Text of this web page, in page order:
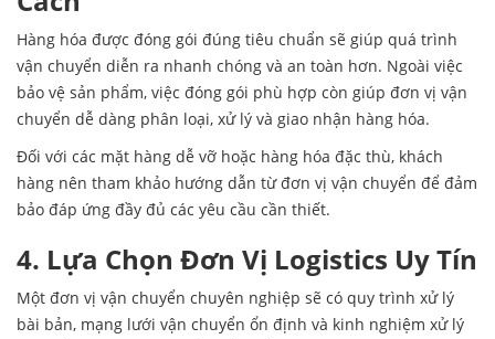
Hàng hóa được đóng gói đúng tiêu chuẩn sẽ giúp quá trình
vận chuyển diễn ra nhanh chóng và an toàn hơn. Ngoài việc
bảo vệ sản phẩm, việc đóng gói phù hợp còn giúp đơn vị vận
chuyển dễ dàng phân loại, xử lý và giao nhận hàng hóa.
Đối với các mặt hàng dễ vỡ hoặc hàng hóa đặc thù, khách
hàng nên tham khảo hướng dẫn từ đơn vị vận chuyển để đảm
bảo đáp ứng đầy đủ các yêu cầu cần thiết.
4. Lựa Chọn Đơn Vị Logistics Uy Tín
Một đơn vị vận chuyển chuyên nghiệp sẽ có quy trình xử lý
bài bản, mạng lưới vận chuyển ổn định và kinh nghiệm xử lý